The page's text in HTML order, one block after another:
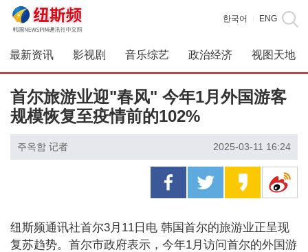
한국어 ENG
最新资讯 影视剧 音乐综艺 政治经济 视图天地
首尔旅游业迎"春风" 今年1月外国游客
规模恢复至疫情前的102%
주옥함 记者 2025-03-11 16:24
纽斯频通讯社首尔3月11日电 韩国首尔的旅游业正呈现
复苏趋势。首尔市政府表示，今年1月访问首尔的外国游